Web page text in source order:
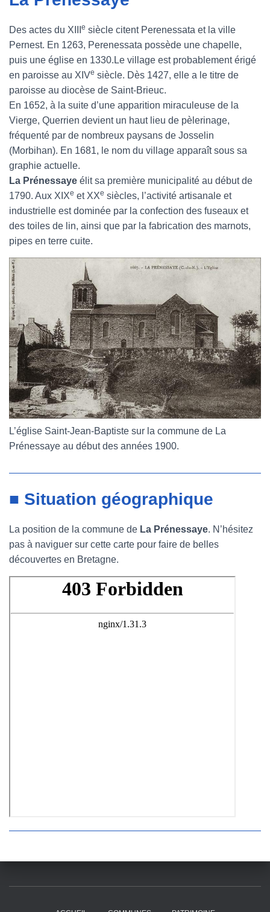
Des actes du XIII e siècle citent Perenessata et la ville
Pernest. En 1263, Perenessata possède une chapelle,
puis une église en 1330.Le village est probablement érigé
en paroisse au XIVe siècle. Dès 1427, elle a le titre de
paroisse au diocèse de Saint-Brieuc.
En 1652, à la suite d’une apparition miraculeuse de la
Vierge, Querrien devient un haut lieu de pèlerinage,
fréquenté par de nombreux paysans de Josselin
(Morbihan). En 1681, le nom du village apparaît sous sa
graphie actuelle.
La Prénessaye élit sa première municipalité au début de
1790. Aux XIXe et XXe siècles, l’activité artisanale et
industrielle est dominée par la confection des fuseaux et
des toiles de lin, ainsi que par la fabrication des marnots,
pipes en terre cuite.
L’église Saint-Jean-Baptiste sur la commune de La
Prénessaye au début des années 1900.
■ Situation géographique
La position de la commune de La Prénessaye. N’hésitez
pas à naviguer sur cette carte pour faire de belles
découvertes en Bretagne.